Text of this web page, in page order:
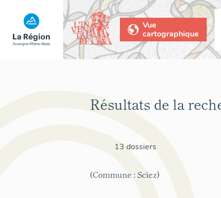
Vue
cartographique
Résultats de la
13 dossiers
(Commune : Sciez)